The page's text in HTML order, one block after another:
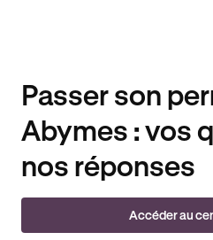
Passer son
Abymes : vos
nos réponses
Accéder au